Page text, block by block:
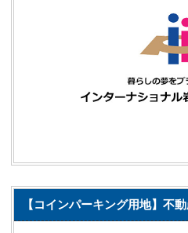
【コインパーキング用地】不